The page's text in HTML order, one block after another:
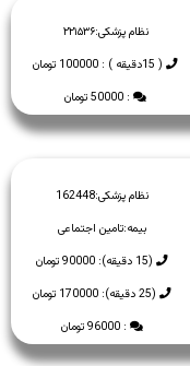
نظام پزشکی:۲۲۱۵۳۶
( 15دقیقه ) : 100000 تومان
: 50000 تومان
نظام پزشکی:162448
بیمه:تامین اجتماعی
(15 دقیقه): 90000 تومان
(25 دقیقه): 170000 تومان
: 96000 تومان